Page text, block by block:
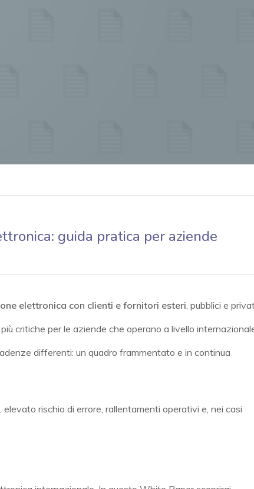
guida pratica per aziende
elettronica con clienti e fornitori esteri , pubblici e
critiche per le aziende che operano a livello
differenti: un quadro frammentato e in continua
rischio di errore, rallentamenti operativi e, nei casi